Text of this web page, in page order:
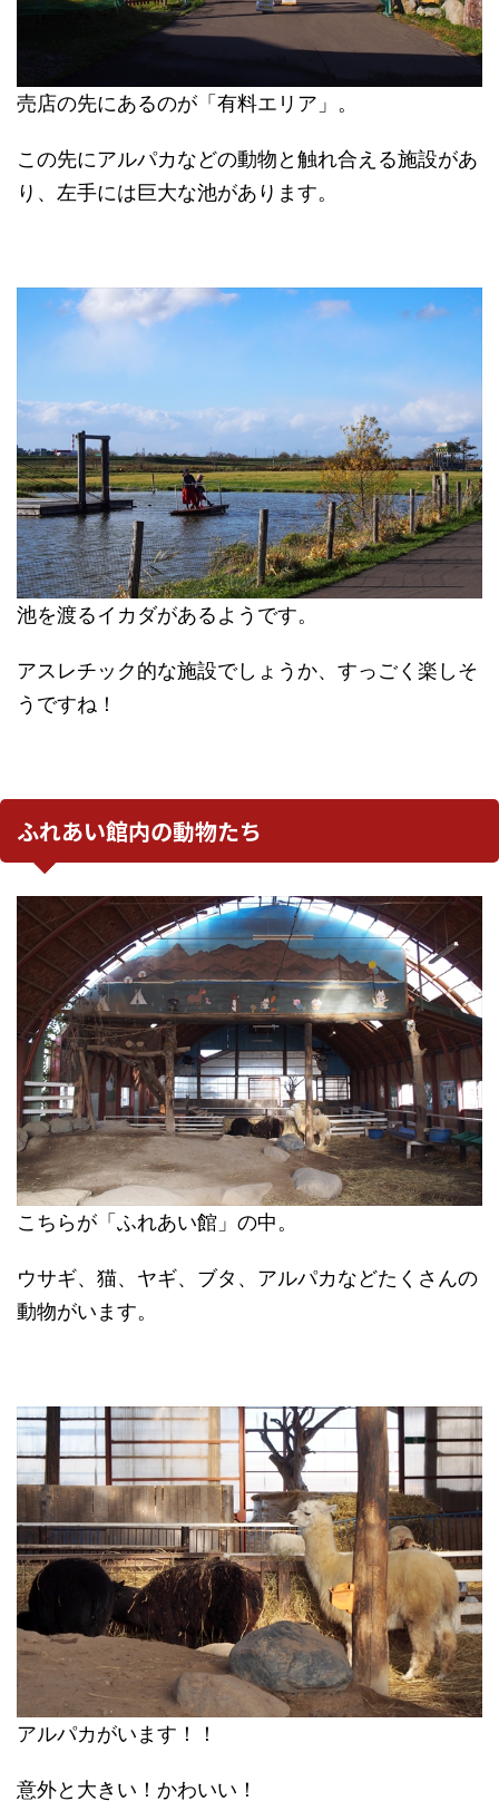
売店の先にあるのが「有料エリア」。
この先にアルパカなどの動物と触れ合える施設があ
り、左手には巨大な池があります。
池を渡るイカダがあるようです。
アスレチック的な施設でしょうか、すっごく楽しそ
うですね！
ふれあい館内の動物たち
こちらが「ふれあい館」の中。
ウサギ、猫、ヤギ、ブタ、アルパカなどたくさんの
動物がいます。
アルパカがいます！！
意外と大きい！かわいい！